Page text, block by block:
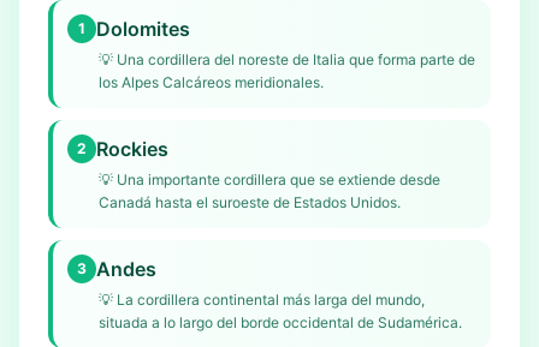
1 Dolomites
💡 Una cordillera del noreste de Italia que forma parte de
los Alpes Calcáreos meridionales.
2 Rockies
💡 Una importante cordillera que se extiende desde
Canadá hasta el suroeste de Estados Unidos.
3 Andes
💡 La cordillera continental más larga del mundo,
situada a lo largo del borde occidental de Sudamérica.